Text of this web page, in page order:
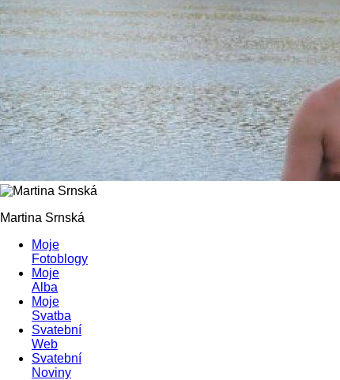
Martina Srnská
Moje
Fotoblogy
Moje
Alba
Moje
Svatba
Svatební
Web
Svatební
Noviny